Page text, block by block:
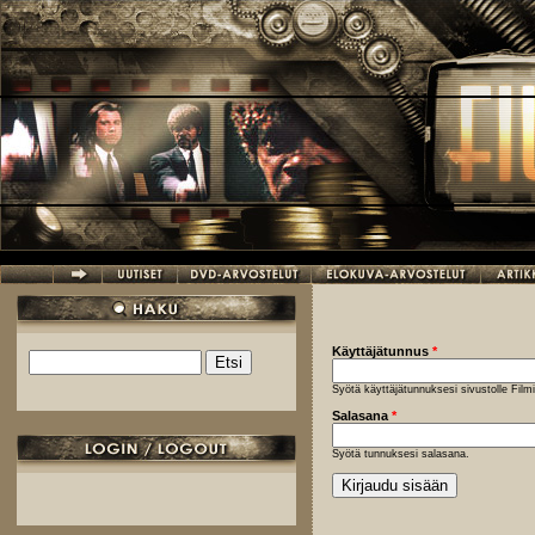
Hyppää pääsisältöön
Hakulomake
Käyttäjätunnus *
Syötä käyttäjätunnuksesi sivustolle
Salasana *
Syötä tunnuksesi salasana.